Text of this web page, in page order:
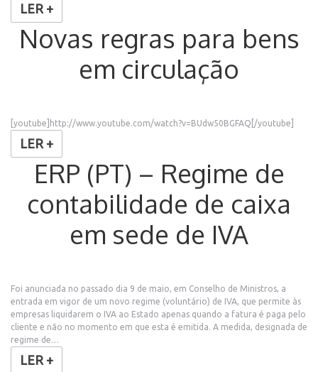
LER +
Novas regras para bens
em circulação
[youtube]http://www.youtube.com/watch?v=BUdw50BGFAQ[/youtube]
LER +
ERP (PT) – Regime de
contabilidade de caixa
em sede de IVA
Foi anunciada no passado dia 9 de maio, em Conselho de Ministros, a
entrada em vigor de um novo regime (voluntário) de IVA, que permite às
empresas liquidarem o IVA ao Estado apenas quando a fatura é paga pelo
cliente e não no momento em que esta é emitida. A medida, designada de
regime de…
LER +